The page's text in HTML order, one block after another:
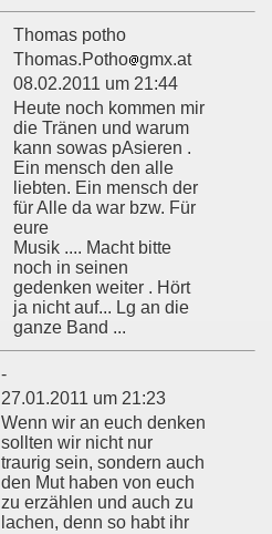
Thomas potho
Thomas.Potho gmx.at
08.02.2011 um 21:44
Heute noch kommen mir
die Tränen und warum
kann sowas pAsieren .
Ein mensch den alle
liebten. Ein mensch der
für Alle da war bzw. Für
eure
Musik .... Macht bitte
noch in seinen
gedenken weiter . Hört
ja nicht auf... Lg an die
ganze Band ...
-
27.01.2011 um 21:23
Wenn wir an euch denken
sollten wir nicht nur
traurig sein, sondern auch
den Mut haben von euch
zu erzählen und auch zu
lachen, denn so habt ihr